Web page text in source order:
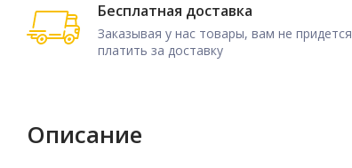
Бесплатная доставка
Заказывая у нас товары, вам не придется
платить за доставку
Описание